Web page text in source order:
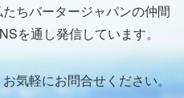
ちバータージャパンの仲間
を通し発信しています。
気軽にお問合せください。